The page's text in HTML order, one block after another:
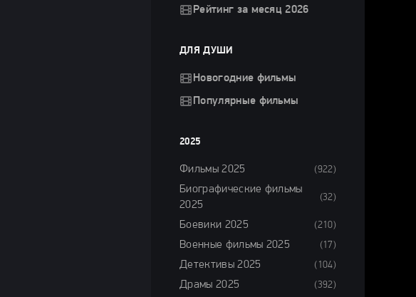
Рейтинг за месяц 2026
ДЛЯ ДУШИ
Новогодние фильмы
Популярные фильмы
2025
Фильмы 2025 (922)
Биографические фильмы
2025
(32)
Боевики 2025 (210)
Военные фильмы 2025 (17)
Детективы 2025 (104)
Драмы 2025 (392)